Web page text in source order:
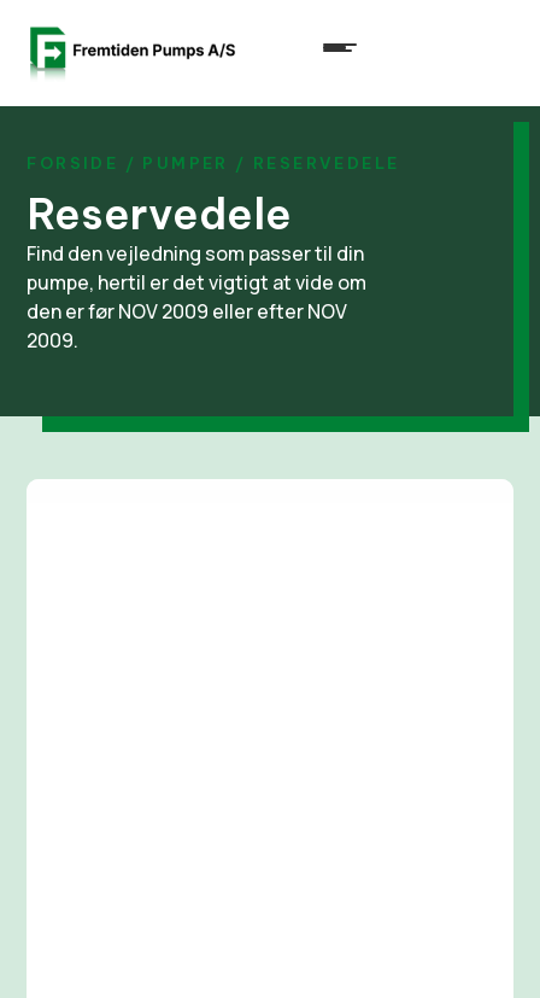
FORSIDE / PUMPER / RESERVEDELE
Reservedele
Find den vejledning som passer til din
pumpe, hertil er det vigtigt at vide om
den er før NOV 2009 eller efter NOV
2009.